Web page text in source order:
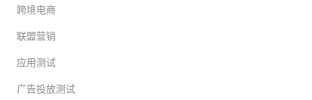
跨境电商
联盟营销
应用测试
广告投放测试